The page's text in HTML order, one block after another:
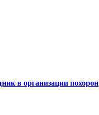
в организации похорон